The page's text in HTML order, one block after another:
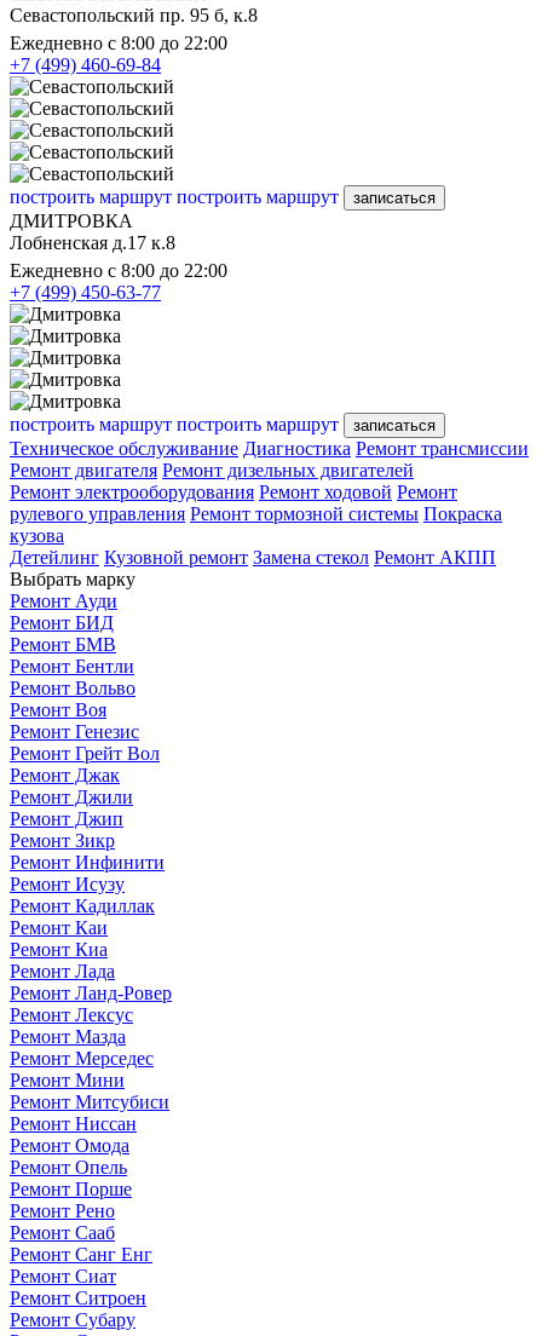
Севастопольский пр. 95 б, к.8
Ежедневно с 8:00 до 22:00
+7 (499) 460-69-84
построить маршрут построить маршрут записаться
ДМИТРОВКА
Лобненская д.17 к.8
Ежедневно с 8:00 до 22:00
+7 (499) 450-63-77
построить маршрут построить маршрут записаться
Техническое обслуживание Диагностика Ремонт трансмиссии
Ремонт двигателя Ремонт дизельных двигателей
Ремонт электрооборудования Ремонт ходовой Ремонт
рулевого управления Ремонт тормозной системы Покраска
кузова
Детейлинг Кузовной ремонт Замена стекол Ремонт АКПП
Выбрать марку
Ремонт Ауди
Ремонт БИД
Ремонт БМВ
Ремонт Бентли
Ремонт Вольво
Ремонт Воя
Ремонт Генезис
Ремонт Грейт Вол
Ремонт Джак
Ремонт Джили
Ремонт Джип
Ремонт Зикр
Ремонт Инфинити
Ремонт Исузу
Ремонт Кадиллак
Ремонт Каи
Ремонт Киа
Ремонт Лада
Ремонт Ланд-Ровер
Ремонт Лексус
Ремонт Мазда
Ремонт Мерседес
Ремонт Мини
Ремонт Митсубиси
Ремонт Ниссан
Ремонт Омода
Ремонт Опель
Ремонт Порше
Ремонт Рено
Ремонт Сааб
Ремонт Санг Енг
Ремонт Сиат
Ремонт Ситроен
Ремонт Субару